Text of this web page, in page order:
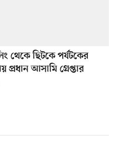
থেকে ছিটকে পর্যটকের
প্রধান আসামি গ্রেপ্তার